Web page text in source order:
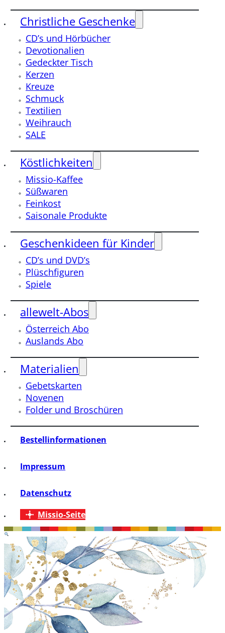
Christliche Geschenke
CD’s und Hörbücher
Devotionalien
Gedeckter Tisch
Kerzen
Kreuze
Schmuck
Textilien
Weihrauch
SALE
Köstlichkeiten
Missio-Kaffee
Süßwaren
Feinkost
Saisonale Produkte
Geschenkideen für Kinder
CD’s und DVD’s
Plüschfiguren
Spiele
allewelt-Abos
Österreich Abo
Auslands Abo
Materialien
Gebetskarten
Novenen
Folder und Broschüren
Bestellinformationen
Impressum
Datenschutz
Missio-Seite